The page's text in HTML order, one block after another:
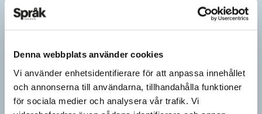
Denna webbplats använder cookies
Vi använder enhetsidentifierare för att anpassa innehållet
och annonserna till användarna, tillhandahålla funktioner
för sociala medier och analysera vår trafik. Vi